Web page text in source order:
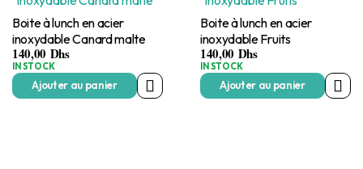
Boite à lunch en acier
inoxydable Canard malte
140,00 Dhs
IN STOCK
Ajouter au panier
Boite à lunch en acier
inoxydable Fruits
140,00 Dhs
IN STOCK
Ajouter au panier